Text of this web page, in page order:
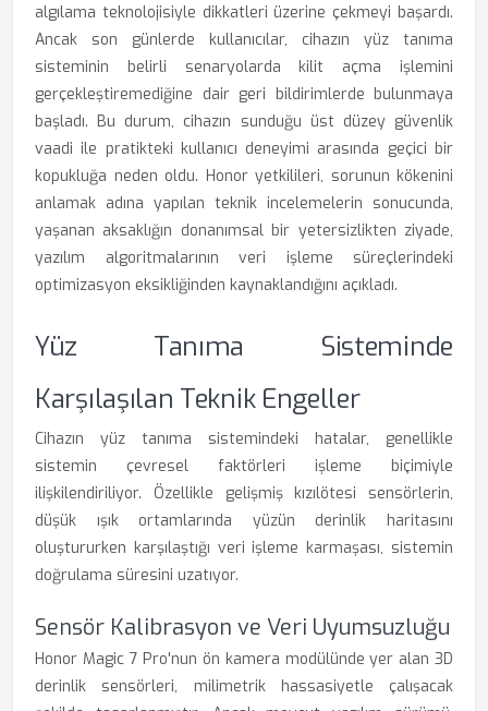
algılama teknolojisiyle dikkatleri üzerine çekmeyi başardı.
Ancak son günlerde kullanıcılar, cihazın yüz tanıma
sisteminin belirli senaryolarda kilit açma işlemini
gerçekleştiremediğine dair geri bildirimlerde bulunmaya
başladı. Bu durum, cihazın sunduğu üst düzey güvenlik
vaadi ile pratikteki kullanıcı deneyimi arasında geçici bir
kopukluğa neden oldu. Honor yetkilileri, sorunun kökenini
anlamak adına yapılan teknik incelemelerin sonucunda,
yaşanan aksaklığın donanımsal bir yetersizlikten ziyade,
yazılım algoritmalarının veri işleme süreçlerindeki
optimizasyon eksikliğinden kaynaklandığını açıkladı.
Yüz Tanıma Sisteminde
Karşılaşılan Teknik Engeller
Cihazın yüz tanıma sistemindeki hatalar, genellikle
sistemin çevresel faktörleri işleme biçimiyle
ilişkilendiriliyor. Özellikle gelişmiş kızılötesi sensörlerin,
düşük ışık ortamlarında yüzün derinlik haritasını
oluştururken karşılaştığı veri işleme karmaşası, sistemin
doğrulama süresini uzatıyor.
Sensör Kalibrasyon ve Veri Uyumsuzluğu
Honor Magic 7 Pro'nun ön kamera modülünde yer alan 3D
derinlik sensörleri, milimetrik hassasiyetle çalışacak